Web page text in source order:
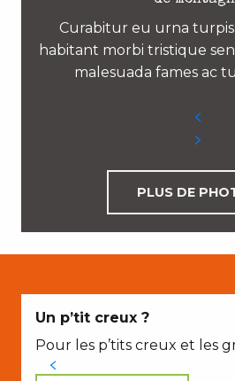
Curabitur eu urna
habitant morbi tristique
malesuada fames ac
PLUS DE
Un p’tit creux ?
Pour les p’tits creux et les